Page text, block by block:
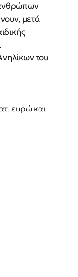
μετά
του
ευρώ και